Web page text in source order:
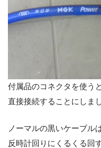
付属品のコネクタを使う
直接接続することにしまし
ノーマルの黒いケーブル
反時計回りにくるくる回